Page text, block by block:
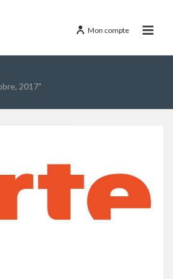
Mon compte
2017"